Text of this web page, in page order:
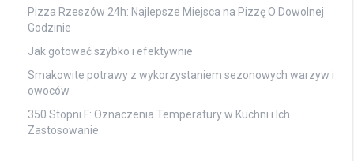
Pizza Rzeszów 24h: Najlepsze Miejsca na Pizzę O Dowolnej
Godzinie
Jak gotować szybko i efektywnie
Smakowite potrawy z wykorzystaniem sezonowych warzyw i
owoców
350 Stopni F: Oznaczenia Temperatury w Kuchni i Ich
Zastosowanie